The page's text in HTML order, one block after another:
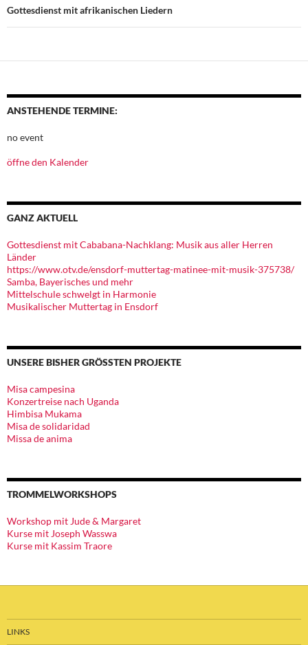
Gottesdienst mit afrikanischen Liedern
ANSTEHENDE TERMINE:
no event
öffne den Kalender
GANZ AKTUELL
Gottesdienst mit Cababana-Nachklang: Musik aus aller Herren
Länder
https://www.otv.de/ensdorf-muttertag-matinee-mit-musik-375738/
Samba, Bayerisches und mehr
Mittelschule schwelgt in Harmonie
Musikalischer Muttertag in Ensdorf
UNSERE BISHER GRÖSSTEN PROJEKTE
Misa campesina
Konzertreise nach Uganda
Himbisa Mukama
Misa de solidaridad
Missa de anima
TROMMELWORKSHOPS
Workshop mit Jude & Margaret
Kurse mit Joseph Wasswa
Kurse mit Kassim Traore
LINKS